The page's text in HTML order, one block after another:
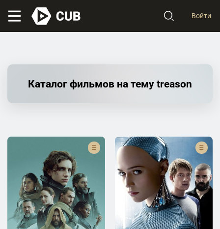
Войти
Каталог фильмов на тему treason